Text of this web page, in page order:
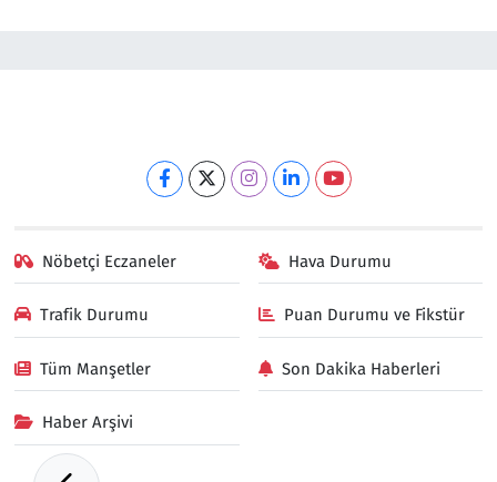
Nöbetçi Eczaneler Hava Durumu
Trafik Durumu Puan Durumu ve Fikstür
Tüm Manşetler Son Dakika Haberleri
Haber Arşivi